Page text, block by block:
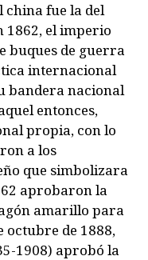
fue la del
1862, el imperio
buques de guerra
internacional
bandera nacional
entonces,
propia, con lo
a los
que simbolizara
aprobaron la
amarillo para
octubre de 1888,
1908) aprobó la